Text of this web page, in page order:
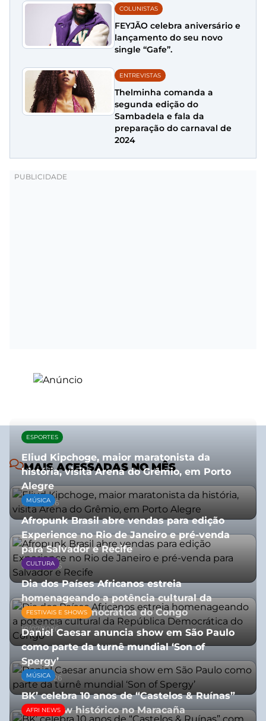
COLUNISTAS
FEYJÃO celebra aniversário e
lançamento do seu novo
single “Gafe”.
ENTREVISTAS
Thelminha comanda a
segunda edição do
Sambadela e fala da
preparação do carnaval de
2024
MAIS ACESSADAS NO MÊS
ESPORTES
Eliud Kipchoge, maior maratonista da
história, visita Arena do Grêmio, em Porto
Alegre
10/07/2026
MÚSICA
Afropunk Brasil abre vendas para edição
Experience no Rio de Janeiro e pré-venda
para Salvador e Recife
03/08/2026
CULTURA
Dia dos Países Africanos estreia
homenageando a potência cultural da
República Democrática do Congo
10/07/2026
FESTIVAIS E SHOWS
Daniel Caesar anuncia show em São Paulo
como parte da turnê mundial ‘Son of
Spergy’
05/08/2026
MÚSICA
BK’ celebra 10 anos de “Castelos & Ruínas”
com show histórico no Maracaña
AFRI NEWS